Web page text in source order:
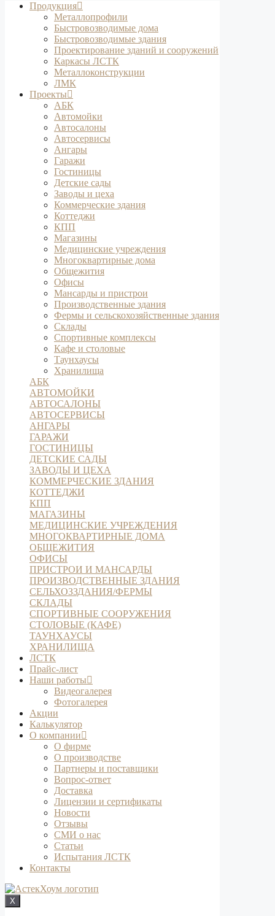
Продукция
Металлопрофили
Быстровозводимые дома
Быстровозводимые здания
Проектирование зданий и сооружений
Каркасы ЛСТК
Металлоконструкции
ЛМК
Проекты
АБК
Автомойки
Автосалоны
Автосервисы
Ангары
Гаражи
Гостиницы
Детские сады
Заводы и цеха
Коммерческие здания
Коттеджи
КПП
Магазины
Медицинские учреждения
Многоквартирные дома
Общежития
Офисы
Мансарды и пристрои
Производственные здания
Фермы и сельскохозяйственные здания
Склады
Спортивные комплексы
Кафе и столовые
Таунхаусы
Хранилища
АБК
АВТОМОЙКИ
АВТОСАЛОНЫ
АВТОСЕРВИСЫ
АНГАРЫ
ГАРАЖИ
ГОСТИНИЦЫ
ДЕТСКИЕ САДЫ
ЗАВОДЫ И ЦЕХА
КОММЕРЧЕСКИЕ ЗДАНИЯ
КОТТЕДЖИ
КПП
МАГАЗИНЫ
МЕДИЦИНСКИЕ УЧРЕЖДЕНИЯ
МНОГОКВАРТИРНЫЕ ДОМА
ОБЩЕЖИТИЯ
ОФИСЫ
ПРИСТРОИ И МАНСАРДЫ
ПРОИЗВОДСТВЕННЫЕ ЗДАНИЯ
СЕЛЬХОЗЗДАНИЯ/ФЕРМЫ
СКЛАДЫ
СПОРТИВНЫЕ СООРУЖЕНИЯ
СТОЛОВЫЕ (КАФЕ)
ТАУНХАУСЫ
ХРАНИЛИЩА
ЛСТК
Прайс-лист
Наши работы
Видеогалерея
Фотогалерея
Акции
Калькулятор
О компании
О фирме
О производстве
Партнеры и поставщики
Вопрос-ответ
Доставка
Лицензии и сертификаты
Новости
Отзывы
СМИ о нас
Статьи
Испытания ЛСТК
Контакты
X